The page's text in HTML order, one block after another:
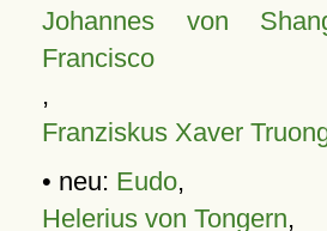
Johannes von
Francisco
,
Franziskus Xaver
• neu: Eudo,
Helerius von Tongern,